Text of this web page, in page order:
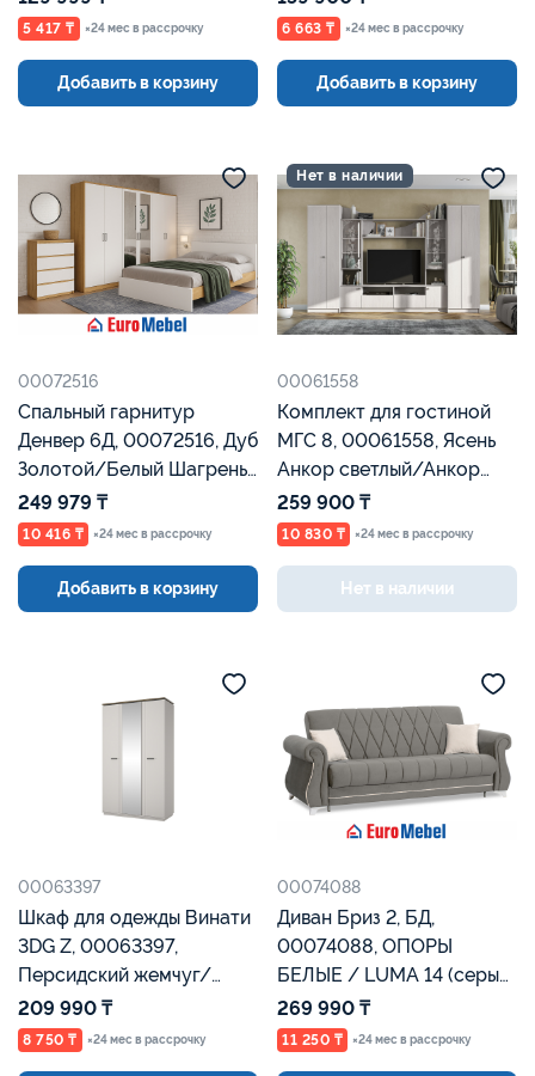
5 417 ₸ ×24 мес в рассрочку
Добавить в корзину
6 663 ₸ ×24 мес в рассрочку
Добавить в корзину
00072516
Спальный гарнитур
Денвер 6Д, 00072516, Дуб
Золотой/Белый Шагрень,
Евромебель
249 979 ₸
10 416 ₸ ×24 мес в рассрочку
Добавить в корзину
Нет в наличии
00061558
Комплект для гостиной
МГС 8, 00061558, Ясень
Анкор светлый/Анкор
светлый, Евромебель
259 900 ₸
10 830 ₸ ×24 мес в рассрочку
Нет в наличии
00063397
Шкаф для одежды Винати
3DG Z, 00063397,
Персидский жемчуг/
амарок, Евромебель
209 990 ₸
8 750 ₸ ×24 мес в рассрочку
00074088
Диван Бриз 2, БД,
00074088, ОПОРЫ
БЕЛЫЕ / LUMA 14 (серый
велюр) / Ameli 01
(кремовый велюр),
269 990 ₸
11 250 ₸ ×24 мес в рассрочку